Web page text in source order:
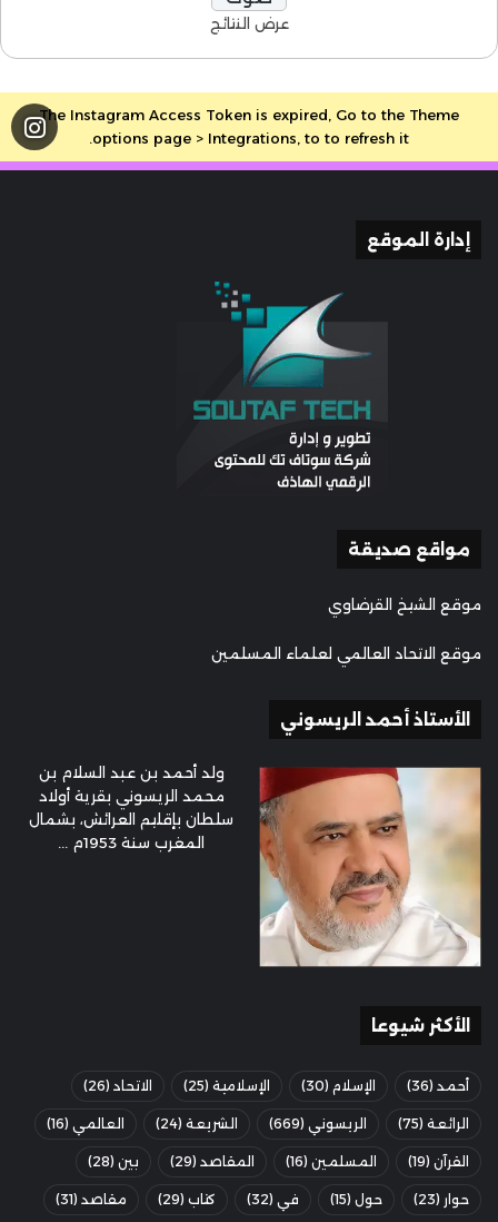
عرض النتائج
The Instagram Access Token is expired, Go to the Theme
options page > Integrations, to to refresh it.
إدارة الموقع
مواقع صديقة
موقع الشيخ القرضاوي
موقع الاتحاد العالمي لعلماء المسلمين
الأستاذ أحمد الريسوني
ولد أحمد بن عبد السلام بن
محمد الريسوني بقرية أولاد
سلطان بإقليم العرائش، بشمال
المغرب سنة 1953م ...
الأكثر شيوعا
أحمد (36) الإسلام (30) الإسلامية (25) الاتحاد (26)
الرائعة (75) الريسوني (669) الشريعة (24) العالمي (16)
القرآن (19) المسلمين (16) المقاصد (29) بين (28)
حوار (23) حول (15) في (32) كتاب (29) مقاصد (31)